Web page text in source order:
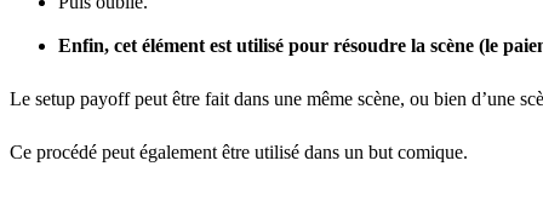
Enfin, cet élément est utilisé pour résoudre la scène (le
Le setup payoff peut être fait dans une même scène, ou bien d’une
Ce procédé peut également être utilisé dans un but comique.